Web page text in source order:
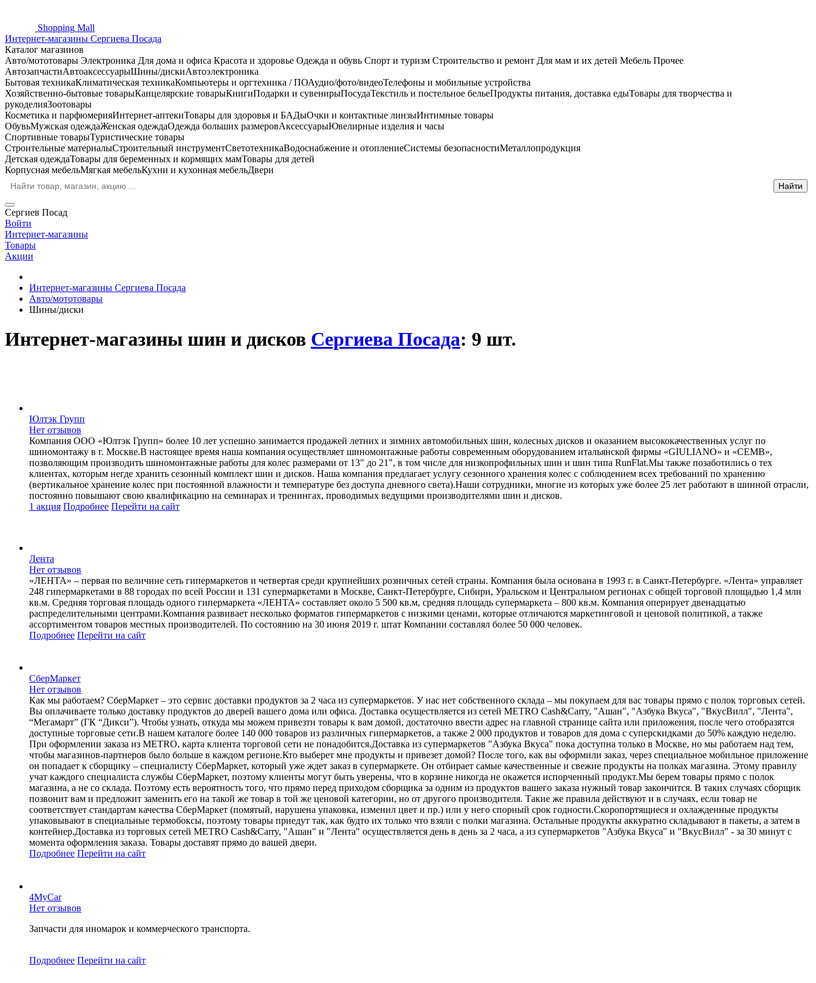
Shopping Mall
Интернет-магазины Сергиева Посада
Каталог магазинов
Авто/мототовары Электроника Для дома и офиса Красота и здоровье Одежда и обувь Спорт и туризм Строительство и ремонт Для мам и их детей Мебель Прочее
АвтозапчастиАвтоаксессуарыШины/дискиАвтоэлектроника
Бытовая техникаКлиматическая техникаКомпьютеры и оргтехника / ПОАудио/фото/видеоТелефоны и мобильные устройства
Хозяйственно-бытовые товарыКанцелярские товарыКнигиПодарки и сувенирыПосудаТекстиль и постельное бельеПродукты питания, доставка едыТовары для творчества и
рукоделияЗоотовары
Косметика и парфюмерияИнтернет-аптекиТовары для здоровья и БАДыОчки и контактные линзыИнтимные товары
ОбувьМужская одеждаЖенская одеждаОдежда больших размеровАксессуарыЮвелирные изделия и часы
Спортивные товарыТуристические товары
Строительные материалыСтроительный инструментСветотехникаВодоснабжение и отоплениеСистемы безопасностиМеталлопродукция
Детская одеждаТовары для беременных и кормящих мамТовары для детей
Корпусная мебельМягкая мебельКухни и кухонная мебельДвери
Сергиев Посад
Войти
Интернет-магазины
Товары
Акции
Интернет-магазины Сергиева Посада
Авто/мототовары
Шины/диски
Интернет-магазины шин и дисков Сергиева Посада: 9 шт.
Юлтэк Групп
Нет отзывов
Компания ООО «Юлтэк Групп» более 10 лет успешно занимается продажей летних и зимних автомобильных шин, колесных дисков и оказанием высококачественных услуг по
шиномонтажу в г. Москве.В настоящее время наша компания осуществляет шиномонтажные работы современным оборудованием итальянской фирмы «GIULIANO» и «CEMB»,
позволяющим производить шиномонтажные работы для колес размерами от 13" до 21", в том числе для низкопрофильных шин и шин типа RunFlat.Мы также позаботились о тех
клиентах, которым негде хранить сезонный комплект шин и дисков. Наша компания предлагает услугу сезонного хранения колес с соблюдением всех требований по хранению
(вертикальное хранение колес при постоянной влажности и температуре без доступа дневного света).Наши сотрудники, многие из которых уже более 25 лет работают в шинной отрасли,
постоянно повышают свою квалификацию на семинарах и тренингах, проводимых ведущими производителями шин и дисков.
1 акция Подробнее Перейти на сайт
Лента
Нет отзывов
«ЛЕНТА» – первая по величине сеть гипермаркетов и четвертая среди крупнейших розничных сетей страны. Компания была основана в 1993 г. в Санкт-Петербурге. «Лента» управляет
248 гипермаркетами в 88 городах по всей России и 131 супермаркетами в Москве, Санкт-Петербурге, Сибири, Уральском и Центральном регионах с общей торговой площадью 1,4 млн
кв.м. Средняя торговая площадь одного гипермаркета «ЛЕНТА» составляет около 5 500 кв.м, средняя площадь супермаркета – 800 кв.м. Компания оперирует двенадцатью
распределительными центрами.Компания развивает несколько форматов гипермаркетов с низкими ценами, которые отличаются маркетинговой и ценовой политикой, а также
ассортиментом товаров местных производителей. По состоянию на 30 июня 2019 г. штат Компании составлял более 50 000 человек.
Подробнее Перейти на сайт
СберМаркет
Нет отзывов
Как мы работаем? СберМаркет – это cервис доставки продуктов за 2 часа из супермаркетов. У нас нет собственного склада – мы покупаем для вас товары прямо с полок торговых сетей.
Вы оплачиваете только доставку продуктов до дверей вашего дома или офиса. Доставка осуществляется из сетей METRO Cash&Carry, "Ашан", "Азбука Вкуса", "ВкусВилл", "Лента",
“Мегамарт” (ГК “Дикси”). Чтобы узнать, откуда мы можем привезти товары к вам домой, достаточно ввести адрес на главной странице сайта или приложения, после чего отобразятся
доступные торговые сети.В нашем каталоге более 140 000 товаров из различных гипермаркетов, а также 2 000 продуктов и товаров для дома с суперскидками до 50% каждую неделю.
При оформлении заказа из METRO, карта клиента торговой сети не понадобится.Доставка из супермаркетов "Азбука Вкуса" пока доступна только в Москве, но мы работаем над тем,
чтобы магазинов-партнеров было больше в каждом регионе.Кто выберет мне продукты и привезет домой? После того, как вы оформили заказ, через специальное мобильное приложение
он попадает к сборщику – специалисту СберМаркет, который уже ждет заказ в супермаркете. Он отбирает самые качественные и свежие продукты на полках магазина. Этому правилу
учат каждого специалиста службы СберМаркет, поэтому клиенты могут быть уверены, что в корзине никогда не окажется испорченный продукт.Мы берем товары прямо с полок
магазина, а не со склада. Поэтому есть вероятность того, что прямо перед приходом сборщика за одним из продуктов вашего заказа нужный товар закончится. В таких случаях сборщик
позвонит вам и предложит заменить его на такой же товар в той же ценовой категории, но от другого производителя. Такие же правила действуют и в случаях, если товар не
соответствует стандартам качества СберМаркет (помятый, нарушена упаковка, изменил цвет и пр.) или у него спорный срок годности.Скоропортящиеся и охлажденные продукты
упаковывают в специальные термобоксы, поэтому товары приедут так, как будто их только что взяли с полки магазина. Остальные продукты аккуратно складывают в пакеты, а затем в
контейнер.Доставка из торговых сетей METRO Cash&Carry, "Ашан" и "Лента" осуществляется день в день за 2 часа, а из супермаркетов "Азбука Вкуса" и "ВкусВилл" - за 30 минут с
момента оформления заказа. Товары доставят прямо до вашей двери.
Подробнее Перейти на сайт
4MyCar
Нет отзывов
Запчасти для иномарок и коммерческого транспорта.
Подробнее Перейти на сайт